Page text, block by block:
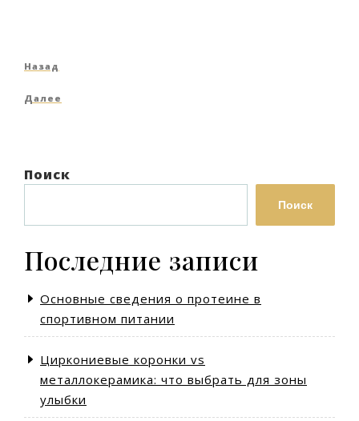
Навигация
по
записям
Предыдущая
Назад
Следующая
Далее
Поиск
Поиск
Последние записи
Основные сведения о протеине в
спортивном питании
Циркониевые коронки vs
металлокерамика: что выбрать для зоны
улыбки